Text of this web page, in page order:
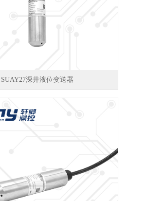
SUAY27深井液位变送器